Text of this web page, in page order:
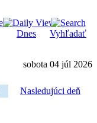
Dnes Vyhľadať
sobota 04 júl 2026
Nasledujúci deň